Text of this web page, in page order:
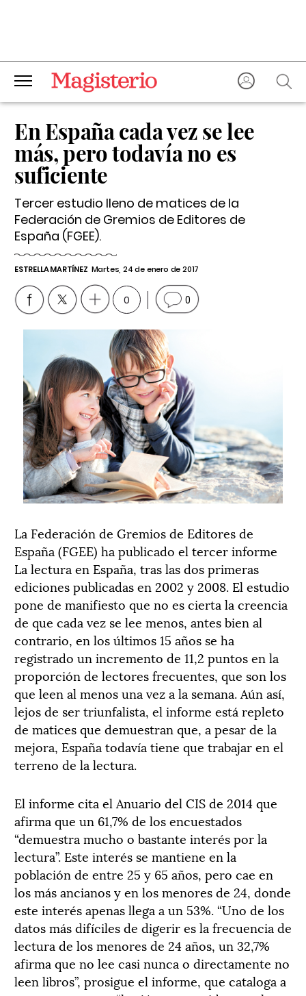
En España cada vez se lee
más, pero todavía no es
suficiente
Tercer estudio lleno de matices de la
Federación de Gremios de Editores de
España (FGEE).
ESTRELLA MARTÍNEZ Martes, 24 de enero de 2017
0 0
La Federación de Gremios de Editores de
España (FGEE) ha publicado el tercer informe
La lectura en España, tras las dos primeras
ediciones publicadas en 2002 y 2008. El estudio
pone de manifiesto que no es cierta la creencia
de que cada vez se lee menos, antes bien al
contrario, en los últimos 15 años se ha
registrado un incremento de 11,2 puntos en la
proporción de lectores frecuentes, que son los
que leen al menos una vez a la semana. Aún así,
lejos de ser triunfalista, el informe está repleto
de matices que demuestran que, a pesar de la
mejora, España todavía tiene que trabajar en el
terreno de la lectura.
El informe cita el Anuario del CIS de 2014 que
afirma que un 61,7% de los encuestados
“demuestra mucho o bastante interés por la
lectura”. Este interés se mantiene en la
población de entre 25 y 65 años, pero cae en
los más ancianos y en los menores de 24, donde
este interés apenas llega a un 53%. “Uno de los
datos más difíciles de digerir es la frecuencia de
lectura de los menores de 24 años, un 32,7%
afirma que no lee casi nunca o directamente no
leen libros”, prosigue el informe, que cataloga a